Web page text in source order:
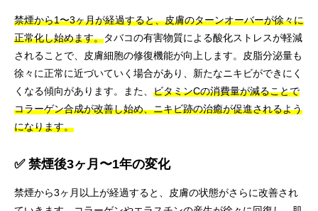
禁煙から1〜3ヶ月が経過すると、皮膚のターンオーバーが徐々に
正常化し始めます。タバコの有害物質による酸化ストレスが軽減
されることで、皮膚細胞の修復機能が向上します。皮脂分泌量も
徐々に正常に近づいていく場合があり、新たなニキビができにく
くなる傾向があります。また、 ビタミンCの消費量が減ることで
コラーゲン合成が改善し始め、ニキビ跡の治癒が促進されるよう
になります。
✅ 禁煙後3ヶ月〜1年の変化
禁煙から3ヶ月以上が経過すると、皮膚の状態がさらに改善され